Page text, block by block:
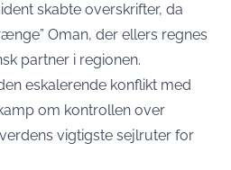
skabte overskrifter, da
Oman, der ellers regnes
partner i regionen.
eskalerende konflikt med
om kontrollen over
vigtigste sejlruter for